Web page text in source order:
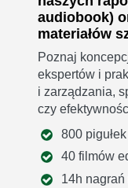
audiobook)
materiałów
Poznaj
ekspertów i
i zarządzania,
czy
800
40 filmów
14h